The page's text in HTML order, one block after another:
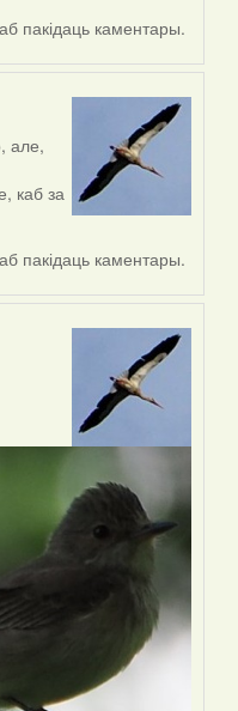
пакідаць каментары.
але,
каб за
пакідаць каментары.